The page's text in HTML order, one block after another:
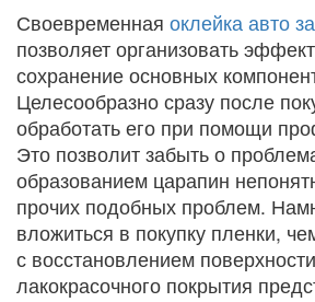
Своевременная оклейка авто
позволяет организовать
сохранение основных
Целесообразно сразу после
обработать его при помощи
Это позволит забыть о
образованием царапин
прочих подобных проблем.
вложиться в покупку пленки,
с восстановлением
лакокрасочного покрытия